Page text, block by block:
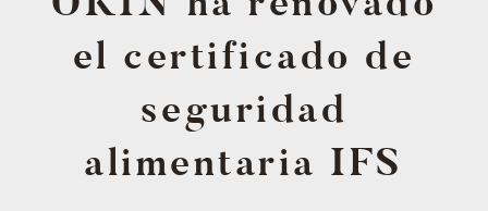
el certificado de
seguridad
alimentaria IFS